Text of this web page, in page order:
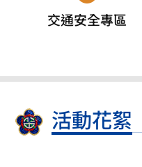
交通安全專區
活動花絮